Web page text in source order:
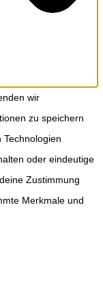
wir
zu speichern
oder eindeutige
Zustimmung
Merkmale und